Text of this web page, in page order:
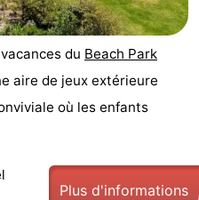
du Beach Park
aire de jeux extérieure
où les enfants
Plus d'informations